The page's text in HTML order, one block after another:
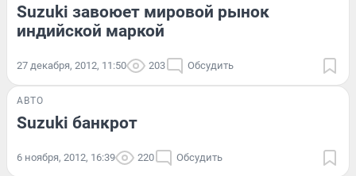
Suzuki завоюет мировой рынок
индийской маркой
27 декабря, 2012, 11:50 203 Обсудить
АВТО
Suzuki банкрот
6 ноября, 2012, 16:39 220 Обсудить